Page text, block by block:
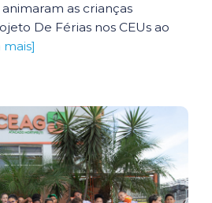
as crianças
De Férias nos CEUs ao
mais]